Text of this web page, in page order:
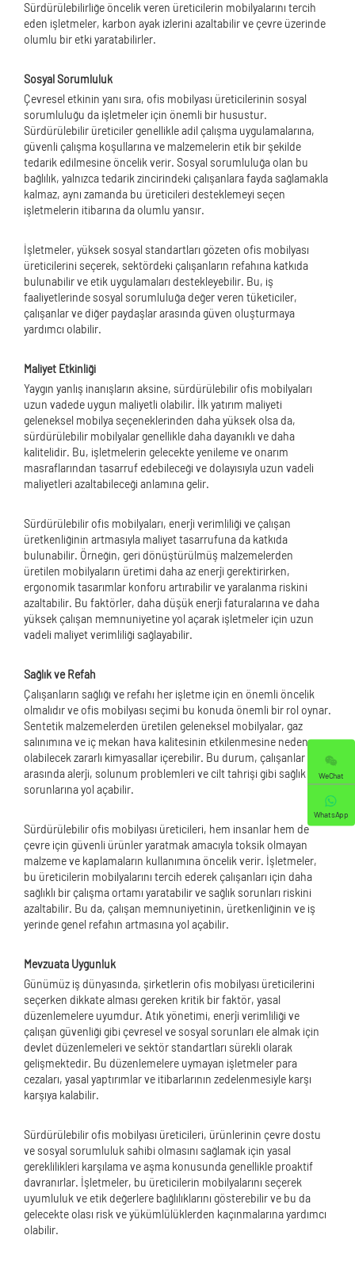
Sürdürülebilirliğe öncelik veren üreticilerin mobilyalarını tercih
eden işletmeler, karbon ayak izlerini azaltabilir ve çevre üzerinde
olumlu bir etki yaratabilirler.
Sosyal Sorumluluk
Çevresel etkinin yanı sıra, ofis mobilyası üreticilerinin sosyal
sorumluluğu da işletmeler için önemli bir husustur.
Sürdürülebilir üreticiler genellikle adil çalışma uygulamalarına,
güvenli çalışma koşullarına ve malzemelerin etik bir şekilde
tedarik edilmesine öncelik verir. Sosyal sorumluluğa olan bu
bağlılık, yalnızca tedarik zincirindeki çalışanlara fayda sağlamakla
kalmaz, aynı zamanda bu üreticileri desteklemeyi seçen
işletmelerin itibarına da olumlu yansır.
İşletmeler, yüksek sosyal standartları gözeten ofis mobilyası
üreticilerini seçerek, sektördeki çalışanların refahına katkıda
bulunabilir ve etik uygulamaları destekleyebilir. Bu, iş
faaliyetlerinde sosyal sorumluluğa değer veren tüketiciler,
çalışanlar ve diğer paydaşlar arasında güven oluşturmaya
yardımcı olabilir.
Maliyet Etkinliği
Yaygın yanlış inanışların aksine, sürdürülebilir ofis mobilyaları
uzun vadede uygun maliyetli olabilir. İlk yatırım maliyeti
geleneksel mobilya seçeneklerinden daha yüksek olsa da,
sürdürülebilir mobilyalar genellikle daha dayanıklı ve daha
kalitelidir. Bu, işletmelerin gelecekte yenileme ve onarım
masraflarından tasarruf edebileceği ve dolayısıyla uzun vadeli
maliyetleri azaltabileceği anlamına gelir.
Sürdürülebilir ofis mobilyaları, enerji verimliliği ve çalışan
üretkenliğinin artmasıyla maliyet tasarrufuna da katkıda
bulunabilir. Örneğin, geri dönüştürülmüş malzemelerden
üretilen mobilyaların üretimi daha az enerji gerektirirken,
ergonomik tasarımlar konforu artırabilir ve yaralanma riskini
azaltabilir. Bu faktörler, daha düşük enerji faturalarına ve daha
yüksek çalışan memnuniyetine yol açarak işletmeler için uzun
vadeli maliyet verimliliği sağlayabilir.
Sağlık ve Refah
Çalışanların sağlığı ve refahı her işletme için en önemli öncelik
olmalıdır ve ofis mobilyası seçimi bu konuda önemli bir rol oynar.
Sentetik malzemelerden üretilen geleneksel mobilyalar, gaz
salınımına ve iç mekan hava kalitesinin etkilenmesine neden
olabilecek zararlı kimyasallar içerebilir. Bu durum, çalışanlar
arasında alerji, solunum problemleri ve cilt tahrişi gibi sağlık
sorunlarına yol açabilir.
Sürdürülebilir ofis mobilyası üreticileri, hem insanlar hem de
çevre için güvenli ürünler yaratmak amacıyla toksik olmayan
malzeme ve kaplamaların kullanımına öncelik verir. İşletmeler,
bu üreticilerin mobilyalarını tercih ederek çalışanları için daha
sağlıklı bir çalışma ortamı yaratabilir ve sağlık sorunları riskini
azaltabilir. Bu da, çalışan memnuniyetinin, üretkenliğinin ve iş
yerinde genel refahın artmasına yol açabilir.
Mevzuata Uygunluk
Günümüz iş dünyasında, şirketlerin ofis mobilyası üreticilerini
seçerken dikkate alması gereken kritik bir faktör, yasal
düzenlemelere uyumdur. Atık yönetimi, enerji verimliliği ve
çalışan güvenliği gibi çevresel ve sosyal sorunları ele almak için
devlet düzenlemeleri ve sektör standartları sürekli olarak
gelişmektedir. Bu düzenlemelere uymayan işletmeler para
cezaları, yasal yaptırımlar ve itibarlarının zedelenmesiyle karşı
karşıya kalabilir.
Sürdürülebilir ofis mobilyası üreticileri, ürünlerinin çevre dostu
ve sosyal sorumluluk sahibi olmasını sağlamak için yasal
gereklilikleri karşılama ve aşma konusunda genellikle proaktif
davranırlar. İşletmeler, bu üreticilerin mobilyalarını seçerek
uyumluluk ve etik değerlere bağlılıklarını gösterebilir ve bu da
gelecekte olası risk ve yükümlülüklerden kaçınmalarına yardımcı
olabilir.
WeChat
WhatsApp